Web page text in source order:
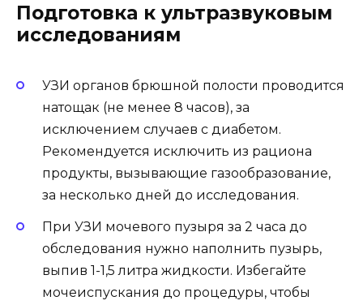
Подготовка к ультразвуковым
исследованиям
УЗИ органов брюшной полости проводится
натощак (не менее 8 часов), за
исключением случаев с диабетом.
Рекомендуется исключить из рациона
продукты, вызывающие газообразование,
за несколько дней до исследования.
При УЗИ мочевого пузыря за 2 часа до
обследования нужно наполнить пузырь,
выпив 1-1,5 литра жидкости. Избегайте
мочеиспускания до процедуры, чтобы